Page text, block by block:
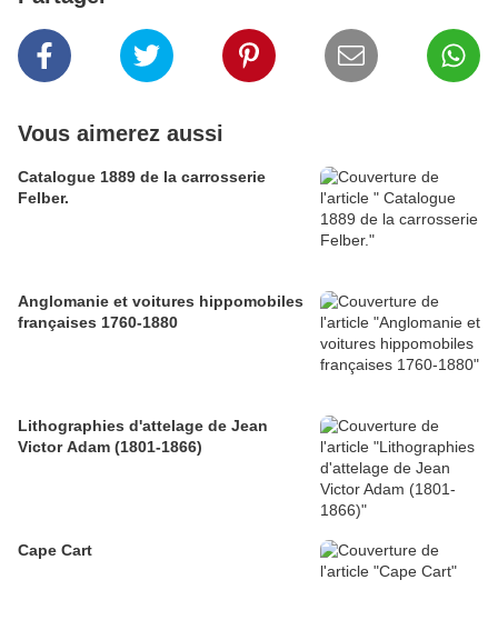
Vous aimerez aussi
Catalogue 1889 de la carrosserie
Felber.
Anglomanie et voitures hippomobiles
françaises 1760-1880
Lithographies d'attelage de Jean
Victor Adam (1801-1866)
Cape Cart